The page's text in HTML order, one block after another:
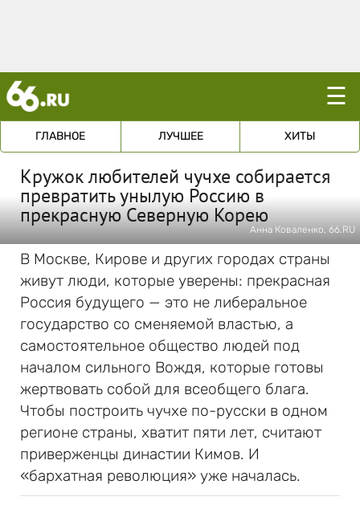
☰
ГЛАВНОЕ ЛУЧШЕЕ ХИТЫ
Кружок любителей чучхе собирается
превратить унылую Россию в
прекрасную Северную Корею
Анна Коваленко, 66.RU
В Москве, Кирове и других городах страны
живут люди, которые уверены: прекрасная
Россия будущего — это не либеральное
государство со сменяемой властью, а
самостоятельное общество людей под
началом сильного Вождя, которые готовы
жертвовать собой для всеобщего блага.
Чтобы построить чучхе по-русски в одном
регионе страны, хватит пяти лет, считают
приверженцы династии Кимов. И
«бархатная революция» уже началась.